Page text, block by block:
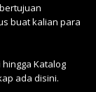
buat kalian para
Katalog
ada disini.